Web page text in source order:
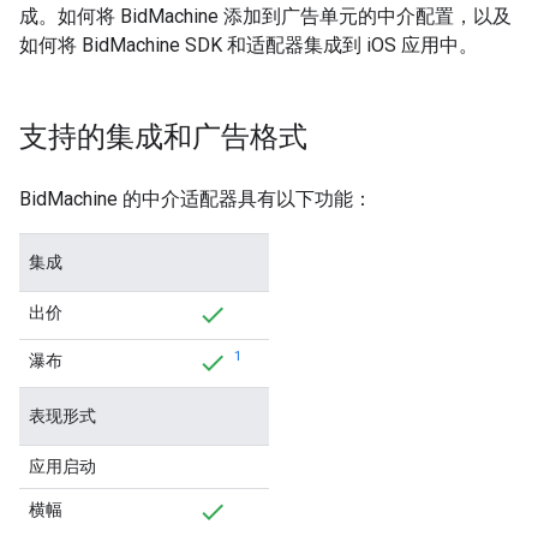
成。如何将 BidMachine 添加到广告单元的中介配置，以及
如何将 BidMachine SDK 和适配器集成到 iOS 应用中。
支持的集成和广告格式
BidMachine 的中介适配器具有以下功能：
集成
出价
瀑布 1
表现形式
应用启动
横幅